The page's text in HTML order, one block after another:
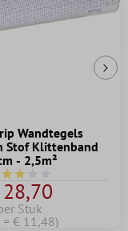
Wandtegels
Stof Klittenband
- 2,5m²
waardering
Stuk
= € 11,48)